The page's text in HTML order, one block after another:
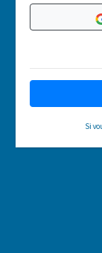
Si